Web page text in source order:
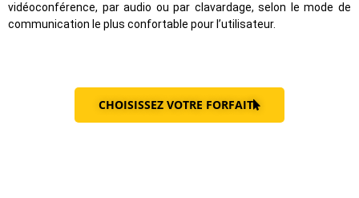
vidéoconférence, par audio ou par clavardage, selon le mode de
communication le plus confortable pour l’utilisateur.
CHOISISSEZ VOTRE FORFAIT